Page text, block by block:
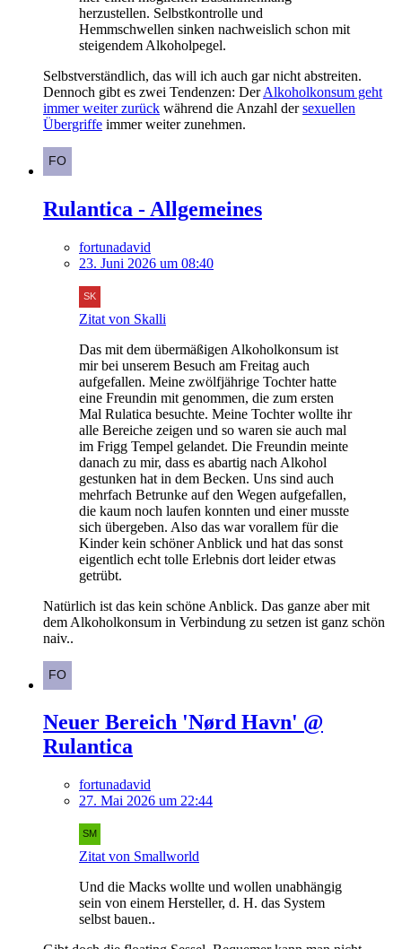
herzustellen. Selbstkontrolle und
Hemmschwellen sinken nachweislich schon mit
steigendem Alkoholpegel.
Selbstverständlich, das will ich auch gar nicht abstreiten.
Dennoch gibt es zwei Tendenzen: DerAlkoholkonsum geht
immer weiter zurück während die Anzahl dersexuellen
Übergriffe immer weiter zunehmen.
Rulantica - Allgemeines
fortunadavid
23. Juni 2026 um 08:40
Zitat von Skalli
Das mit dem übermäßigen Alkoholkonsum ist
mir bei unserem Besuch am Freitag auch
aufgefallen. Meine zwölfjährige Tochter hatte
eine Freundin mit genommen, die zum ersten
Mal Rulatica besuchte. Meine Tochter wollte ihr
alle Bereiche zeigen und so waren sie auch mal
im Frigg Tempel gelandet. Die Freundin meinte
danach zu mir, dass es abartig nach Alkohol
gestunken hat in dem Becken. Uns sind auch
mehrfach Betrunke auf den Wegen aufgefallen,
die kaum noch laufen konnten und einer musste
sich übergeben. Also das war vorallem für die
Kinder kein schöner Anblick und hat das sonst
eigentlich echt tolle Erlebnis dort leider etwas
getrübt.
Natürlich ist das kein schöne Anblick. Das ganze aber mit
dem Alkoholkonsum in Verbindung zu setzen ist ganz schön
naiv..
Neuer Bereich 'Nørd Havn' @
Rulantica
fortunadavid
27. Mai 2026 um 22:44
Zitat von Smallworld
Und die Macks wollte und wollen unabhängig
sein von einem Hersteller, d. H. das System
selbst bauen..